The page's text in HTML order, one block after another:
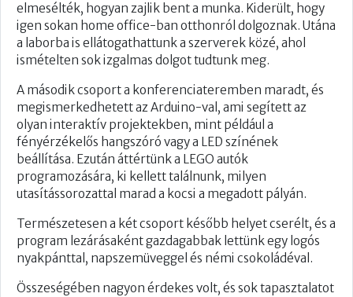
elmesélték, hogyan zajlik bent a munka. Kiderült, hogy
igen sokan home office-ban otthonról dolgoznak. Utána
a laborba is ellátogathattunk a szerverek közé, ahol
ismételten sok izgalmas dolgot tudtunk meg.
A második csoport a konferenciateremben maradt, és
megismerkedhetett az Arduino-val, ami segített az
olyan interaktív projektekben, mint például a
fényérzékelős hangszóró vagy a LED színének
beállítása. Ezután áttértünk a LEGO autók
programozására, ki kellett találnunk, milyen
utasítássorozattal marad a kocsi a megadott pályán.
Természetesen a két csoport később helyet cserélt, és a
program lezárásaként gazdagabbak lettünk egy logós
nyakpánttal, napszemüveggel és némi csokoládéval.
Összeségében nagyon érdekes volt, és sok tapasztalatot